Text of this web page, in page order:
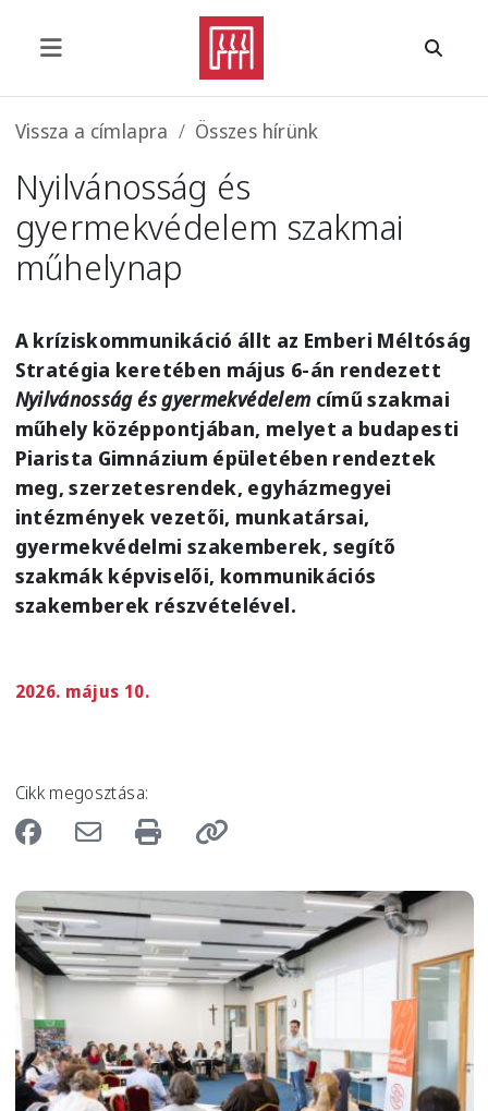
Morzsa
Vissza a címlapra Összes hírünk
Nyilvánosság és
gyermekvédelem szakmai
műhelynap
A kríziskommunikáció állt az Emberi Méltóság
Stratégia keretében május 6-án rendezett
Nyilvánosság és gyermekvédelem című szakmai
műhely középpontjában, melyet a budapesti
Piarista Gimnázium épületében rendeztek
meg, szerzetesrendek, egyházmegyei
intézmények vezetői, munkatársai,
gyermekvédelmi szakemberek, segítő
szakmák képviselői, kommunikációs
szakemberek részvételével.
2026. május 10.
Cikk megosztása:
Image